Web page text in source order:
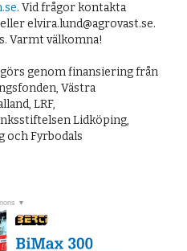
. Vid frågor kontakta
elvira.lund@agrovast.se.
Varmt välkomna!
genom finansiering från
Västra
LRF,
Lidköping,
och Fyrbodals